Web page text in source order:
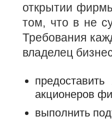
открытии
том, что в не
Требования
владелец
акционеров
выполнить